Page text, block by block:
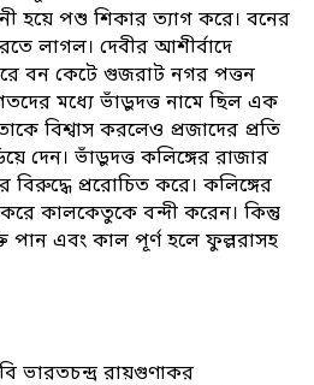
হয়ে পশু শিকার ত্যাগ করে। বনের
লাগল। দেবীর আশীর্বাদে
বন কেটে গুজরাট নগর পত্তন
মধ্যে ভাঁড়ুদত্ত নামে ছিল এক
বিশ্বাস করলেও প্রজাদের প্রতি
দেন। ভাঁড়ুদত্ত কলিঙ্গের রাজার
প্ররোচিত করে। কলিঙ্গের
কালকেতুকে বন্দী করেন। কিন্তু
পান এবং কাল পূর্ণ হলে ফুল্লরাসহ
ভারতচন্দ্র রায়গুণাকর